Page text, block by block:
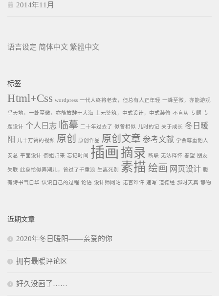
2014年11月
语言设定 简体中文 繁體中文
标签
Html+Css wordpress 一代人终将老去，但总有人正年轻 一蜂至微，亦能游观
乎天地，一虲至微，亦能放肆于大海 上元鉴筑，中式设计，中式装修 不盲从 专题 专
题设计 个人日志 临摹 二十年过去了 似曾相似 儿时的记 关于成长 冬日暖
阳
几十万赞的视频 原创 原创作品 原创文章 参考文献 学会尊重他人
安总 平面设计 御姐归来 忘记时间 插画 摘录 断联 无法释怀 春望 朋友
失联 此身恰似弄潮儿，曾过了千重浪 生离死别 素描 绘画 网页设计 腹
有诗书气自华 认识自己的过程 论语 设计师网站 诺言难许 速写 道德经 那时天真 静物
近期文章
2020年冬日暖阳——亲爱的你
拥有最暖评论区
好久没画了……